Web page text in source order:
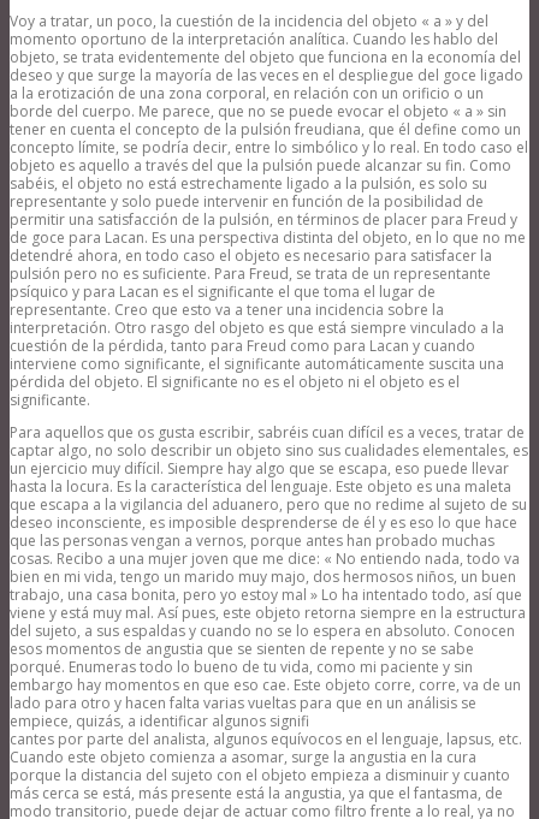
Voy a tratar, un poco, la cuestión de la incidencia del objeto « a » y del
momento oportuno de la interpretación analítica. Cuando les hablo del
objeto, se trata evidentemente del objeto que funciona en la economía del
deseo y que surge la mayoría de las veces en el despliegue del goce ligado
a la erotización de una zona corporal, en relación con un orificio o un
borde del cuerpo. Me parece, que no se puede evocar el objeto « a » sin
tener en cuenta el concepto de la pulsión freudiana, que él define como un
concepto límite, se podría decir, entre lo simbólico y lo real. En todo caso el
objeto es aquello a través del que la pulsión puede alcanzar su fin. Como
sabéis, el objeto no está estrechamente ligado a la pulsión, es solo su
representante y solo puede intervenir en función de la posibilidad de
permitir una satisfacción de la pulsión, en términos de placer para Freud y
de goce para Lacan. Es una perspectiva distinta del objeto, en lo que no me
detendré ahora, en todo caso el objeto es necesario para satisfacer la
pulsión pero no es suficiente. Para Freud, se trata de un representante
psíquico y para Lacan es el significante el que toma el lugar de
representante. Creo que esto va a tener una incidencia sobre la
interpretación. Otro rasgo del objeto es que está siempre vinculado a la
cuestión de la pérdida, tanto para Freud como para Lacan y cuando
interviene como significante, el significante automáticamente suscita una
pérdida del objeto. El significante no es el objeto ni el objeto es el
significante.
Para aquellos que os gusta escribir, sabréis cuan difícil es a veces, tratar de
captar algo, no solo describir un objeto sino sus cualidades elementales, es
un ejercicio muy difícil. Siempre hay algo que se escapa, eso puede llevar
hasta la locura. Es la característica del lenguaje. Este objeto es una maleta
que escapa a la vigilancia del aduanero, pero que no redime al sujeto de su
deseo inconsciente, es imposible desprenderse de él y es eso lo que hace
que las personas vengan a vernos, porque antes han probado muchas
cosas. Recibo a una mujer joven que me dice: « No entiendo nada, todo va
bien en mi vida, tengo un marido muy majo, dos hermosos niños, un buen
trabajo, una casa bonita, pero yo estoy mal » Lo ha intentado todo, así que
viene y está muy mal. Así pues, este objeto retorna siempre en la estructura
del sujeto, a sus espaldas y cuando no se lo espera en absoluto. Conocen
esos momentos de angustia que se sienten de repente y no se sabe
porqué. Enumeras todo lo bueno de tu vida, como mi paciente y sin
embargo hay momentos en que eso cae. Este objeto corre, corre, va de un
lado para otro y hacen falta varias vueltas para que en un análisis se
empiece, quizás, a identificar algunos signifi
cantes por parte del analista, algunos equívocos en el lenguaje, lapsus, etc.
Cuando este objeto comienza a asomar, surge la angustia en la cura
porque la distancia del sujeto con el objeto empieza a disminuir y cuanto
más cerca se está, más presente está la angustia, ya que el fantasma, de
modo transitorio, puede dejar de actuar como filtro frente a lo real, ya no